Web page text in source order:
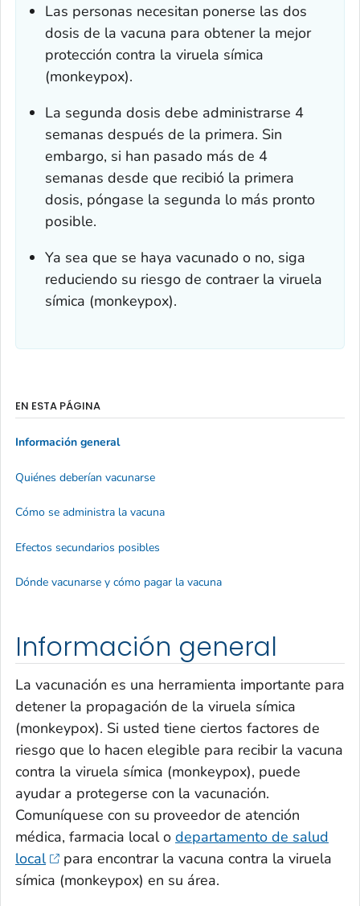
Las personas necesitan ponerse las dos
dosis de la vacuna para obtener la mejor
protección contra la viruela símica
(monkeypox).
La segunda dosis debe administrarse 4
semanas después de la primera. Sin
embargo, si han pasado más de 4
semanas desde que recibió la primera
dosis, póngase la segunda lo más pronto
posible.
Ya sea que se haya vacunado o no, siga
reduciendo su riesgo de contraer la viruela
símica (monkeypox).
Información general
La vacunación es una herramienta importante para
detener la propagación de la viruela símica
(monkeypox). Si usted tiene ciertos factores de
riesgo que lo hacen elegible para recibir la vacuna
contra la viruela símica (monkeypox), puede
ayudar a protegerse con la vacunación.
Comuníquese con su proveedor de atención
médica, farmacia local o departamento de salud
local
para encontrar la vacuna contra la viruela
símica (monkeypox) en su área.
EN ESTA PÁGINA
Información general
Quiénes deberían vacunarse
Cómo se administra la vacuna
Efectos secundarios posibles
Dónde vacunarse y cómo pagar la vacuna